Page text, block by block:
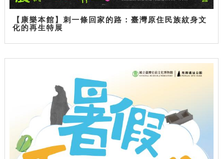
【康樂本館】刺一條回家的路：臺灣原住民族紋身文
化的再生特展